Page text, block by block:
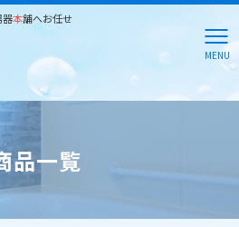
器本舗へお任せ
MENU
品一覧